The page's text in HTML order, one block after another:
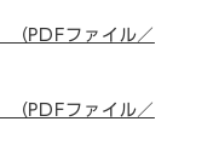
（PDFファイル／
（PDFファイル／